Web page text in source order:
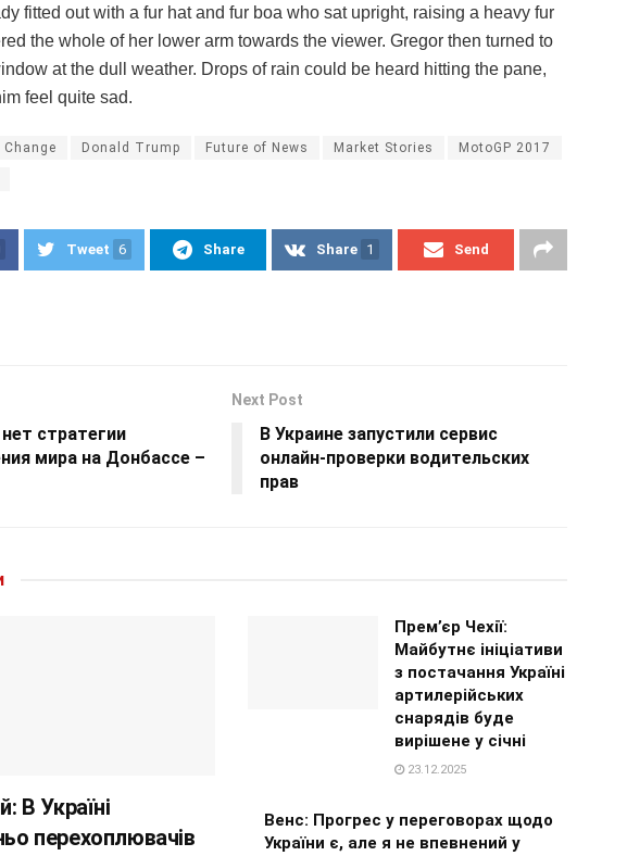
fitted out with a fur hat and fur boa who sat upright, raising a heavy fur
the whole of her lower arm towards the viewer. Gregor then turned to
at the dull weather. Drops of rain could be heard hitting the pane,
feel quite sad.
Donald Trump Future of News Market Stories MotoGP 2017
Tweet 6 Share Share 1 Send
стратегии
мира на Донбассе –
Next Post
В Украине запустили сервис
онлайн-проверки водительских
прав
В Україні
перехоплювачів
Прем’єр Чехії:
Майбутнє ініціативи
з постачання Україні
артилерійських
снарядів буде
вирішене у січні
23.12.2025
Венс: Прогрес у переговорах щодо
України є, але я не впевнений у